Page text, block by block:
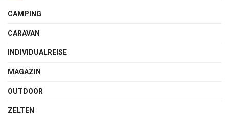
CAMPING
CARAVAN
INDIVIDUALREISE
MAGAZIN
OUTDOOR
ZELTEN